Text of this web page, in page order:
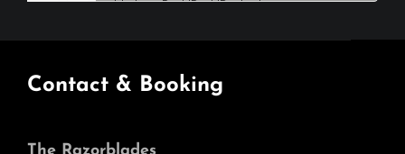
Contact & Booking